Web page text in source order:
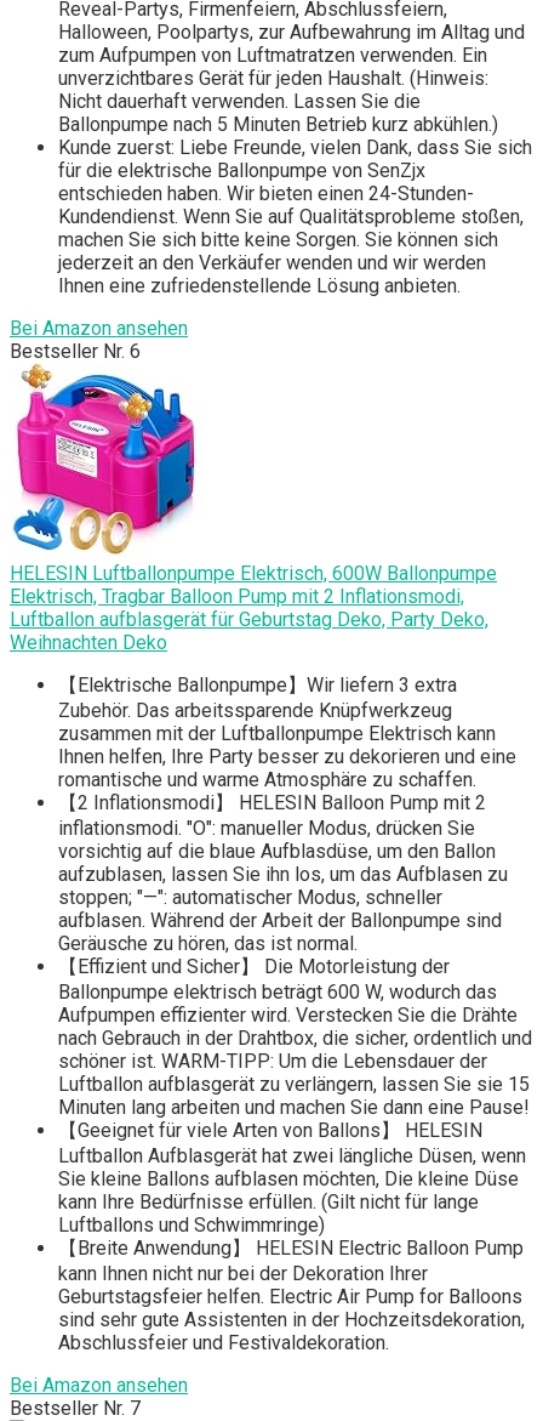
Reveal-Partys, Firmenfeiern, Abschlussfeiern,
Halloween, Poolpartys, zur Aufbewahrung im Alltag und
zum Aufpumpen von Luftmatratzen verwenden. Ein
unverzichtbares Gerät für jeden Haushalt. (Hinweis:
Nicht dauerhaft verwenden. Lassen Sie die
Ballonpumpe nach 5 Minuten Betrieb kurz abkühlen.)
Kunde zuerst: Liebe Freunde, vielen Dank, dass Sie sich
für die elektrische Ballonpumpe von SenZjx
entschieden haben. Wir bieten einen 24-Stunden-
Kundendienst. Wenn Sie auf Qualitätsprobleme stoßen,
machen Sie sich bitte keine Sorgen. Sie können sich
jederzeit an den Verkäufer wenden und wir werden
Ihnen eine zufriedenstellende Lösung anbieten.
Bei Amazon ansehen
Bestseller Nr. 6
HELESIN Luftballonpumpe Elektrisch, 600W Ballonpumpe
Elektrisch, Tragbar Balloon Pump mit 2 Inflationsmodi,
Luftballon aufblasgerät für Geburtstag Deko, Party Deko,
Weihnachten Deko
【Elektrische Ballonpumpe】Wir liefern 3 extra
Zubehör. Das arbeitssparende Knüpfwerkzeug
zusammen mit der Luftballonpumpe Elektrisch kann
Ihnen helfen, Ihre Party besser zu dekorieren und eine
romantische und warme Atmosphäre zu schaffen.
【2 Inflationsmodi】 HELESIN Balloon Pump mit 2
inflationsmodi. "O": manueller Modus, drücken Sie
vorsichtig auf die blaue Aufblasdüse, um den Ballon
aufzublasen, lassen Sie ihn los, um das Aufblasen zu
stoppen; "—": automatischer Modus, schneller
aufblasen. Während der Arbeit der Ballonpumpe sind
Geräusche zu hören, das ist normal.
【Effizient und Sicher】 Die Motorleistung der
Ballonpumpe elektrisch beträgt 600 W, wodurch das
Aufpumpen effizienter wird. Verstecken Sie die Drähte
nach Gebrauch in der Drahtbox, die sicher, ordentlich und
schöner ist. WARM-TIPP: Um die Lebensdauer der
Luftballon aufblasgerät zu verlängern, lassen Sie sie 15
Minuten lang arbeiten und machen Sie dann eine Pause!
【Geeignet für viele Arten von Ballons】 HELESIN
Luftballon Aufblasgerät hat zwei längliche Düsen, wenn
Sie kleine Ballons aufblasen möchten, Die kleine Düse
kann Ihre Bedürfnisse erfüllen. (Gilt nicht für lange
Luftballons und Schwimmringe)
【Breite Anwendung】 HELESIN Electric Balloon Pump
kann Ihnen nicht nur bei der Dekoration Ihrer
Geburtstagsfeier helfen. Electric Air Pump for Balloons
sind sehr gute Assistenten in der Hochzeitsdekoration,
Abschlussfeier und Festivaldekoration.
Bei Amazon ansehen
Bestseller Nr. 7